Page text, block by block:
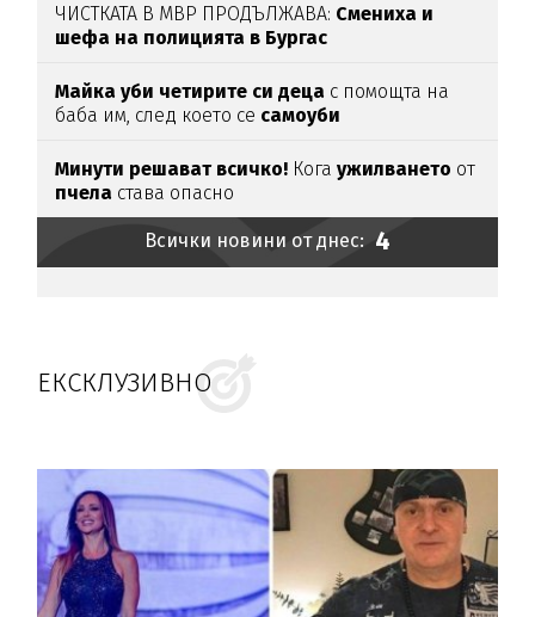
ЧИСТКАТА В МВР ПРОДЪЛЖАВА: Смениха и
шефа на полицията в Бургас
Майка уби четирите си деца с помощта на
баба им, след което се самоуби
Минути решават всичко! Когаужилването от
пчела става опасно
Всички новини от днес: 4
ЕКСКЛУЗИВНО